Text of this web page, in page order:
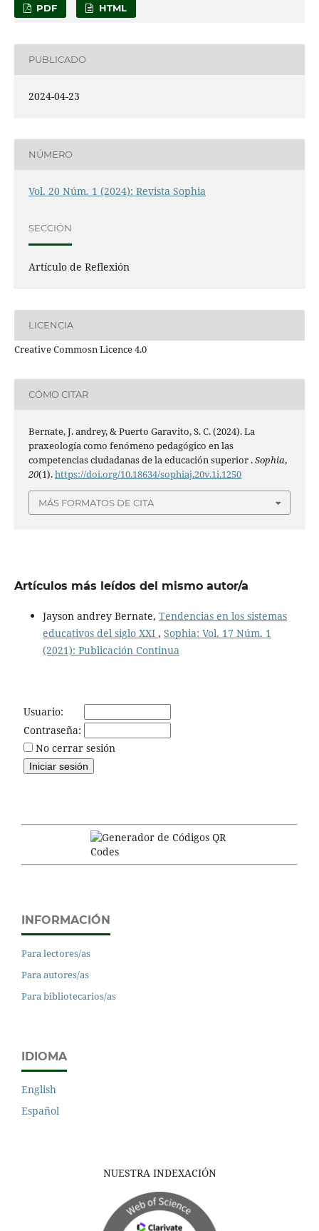
PDF HTML
PUBLICADO
2024-04-23
NÚMERO
Vol. 20 Núm. 1 (2024): Revista Sophia
SECCIÓN
Artículo de Reflexión
LICENCIA
Creative Commosn Licence 4.0
CÓMO CITAR
Bernate, J. andrey, & Puerto Garavito, S. C. (2024). La
praxeología como fenómeno pedagógico en las
competencias ciudadanas de la educación superior .Sophia,
20(1).https://doi.org/10.18634/sophiaj.20v.1i.1250
MÁS FORMATOS DE CITA
Artículos más leídos del mismo autor/a
Jayson andrey Bernate, Tendencias en los sistemas
educativos del siglo XXI , Sophia: Vol. 17 Núm. 1
(2021): Publicación Continua
Usuario:
Contraseña:
No cerrar sesión
INFORMACIÓN
Para lectores/as
Para autores/as
Para bibliotecarios/as
IDIOMA
English
Español
NUESTRA INDEXACIÓN